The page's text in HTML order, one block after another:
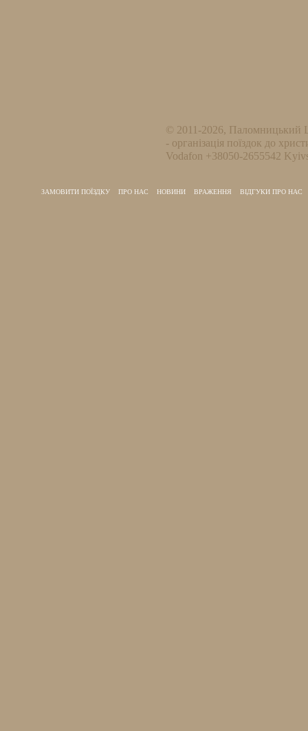
© 2011-2026, Паломницький
- організація поїздок до
Vodafon +38050-2655542
ЗАМОВИТИ ПОЇЗДКУ ПРО НАС НОВИНИ ВРАЖЕННЯ ВІДГУКИ ПРО НАС